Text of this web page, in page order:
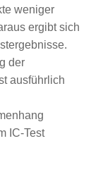
weniger
ergibt sich
der
ausführlich
IC-Test